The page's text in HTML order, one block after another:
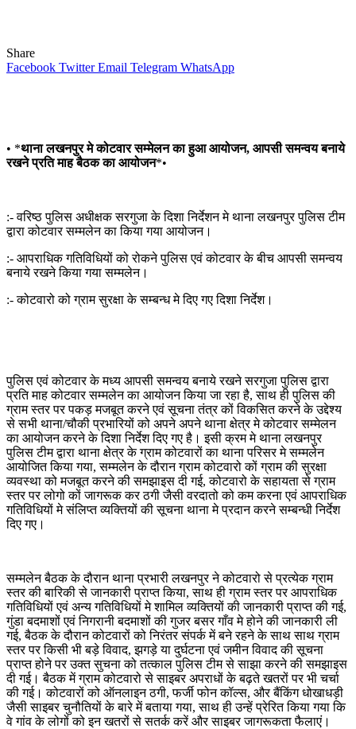
Share
Facebook Twitter Email Telegram WhatsApp
• *थाना लखनपुर मे कोटवार सम्मेलन का हुआ आयोजन, आपसी समन्वय बनाये
रखने प्रति माह बैठक का आयोजन*•
:- वरिष्ठ पुलिस अधीक्षक सरगुजा के दिशा निर्देशन मे थाना लखनपुर पुलिस टीम
द्वारा कोटवार सम्मलेन का किया गया आयोजन।
:- आपराधिक गतिविधियों को रोकने पुलिस एवं कोटवार के बीच आपसी समन्वय
बनाये रखने किया गया सम्मलेन।
:- कोटवारो को ग्राम सुरक्षा के सम्बन्ध मे दिए गए दिशा निर्देश।
पुलिस एवं कोटवार के मध्य आपसी समन्वय बनाये रखने सरगुजा पुलिस द्वारा
प्रति माह कोटवार सम्मलेन का आयोजन किया जा रहा है, साथ ही पुलिस की
ग्राम स्तर पर पकड़ मजबूत करने एवं सूचना तंत्र कों विकसित करने के उद्देश्य
से सभी थाना/चौकी प्रभारियों को अपने अपने थाना क्षेत्र मे कोटवार सम्मेलन
का आयोजन करने के दिशा निर्देश दिए गए है। इसी क्रम मे थाना लखनपुर
पुलिस टीम द्वारा थाना क्षेत्र के ग्राम कोटवारों का थाना परिसर मे सम्मलेन
आयोजित किया गया, सम्मलेन के दौरान ग्राम कोटवारो कों ग्राम की सुरक्षा
व्यवस्था को मजबूत करने की समझाइस दी गई, कोटवारो के सहायता से ग्राम
स्तर पर लोगो कों जागरूक कर ठगी जैसी वरदातो को कम करना एवं आपराधिक
गतिविधियों मे संलिप्त व्यक्तियों की सूचना थाना मे प्रदान करने सम्बन्धी निर्देश
दिए गए।
सम्मलेन बैठक के दौरान थाना प्रभारी लखनपुर ने कोटवारो से प्रत्येक ग्राम
स्तर की बारिकी से जानकारी प्राप्त किया, साथ ही ग्राम स्तर पर आपराधिक
गतिविधियों एवं अन्य गतिविधियों मे शामिल व्यक्तियों की जानकारी प्राप्त की गई,
गुंडा बदमाशों एवं निगरानी बदमाशों की गुजर बसर गाँव मे होने की जानकारी ली
गई, बैठक के दौरान कोटवारों को निरंतर संपर्क में बने रहने के साथ साथ ग्राम
स्तर पर किसी भी बड़े विवाद, झगड़े या दुर्घटना एवं जमीन विवाद की सूचना
प्राप्त होने पर उक्त सुचना को तत्काल पुलिस टीम से साझा करने की समझाइस
दी गई। बैठक में ग्राम कोटवारो से साइबर अपराधों के बढ़ते खतरों पर भी चर्चा
की गई। कोटवारों को ऑनलाइन ठगी, फर्जी फोन कॉल्स, और बैंकिंग धोखाधड़ी
जैसी साइबर चुनौतियों के बारे में बताया गया, साथ ही उन्हें प्रेरित किया गया कि
वे गांव के लोगों को इन खतरों से सतर्क करें और साइबर जागरूकता फैलाएं।